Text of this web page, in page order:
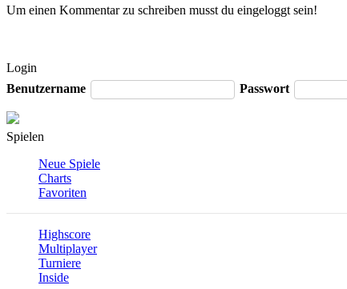
Um einen Kommentar zu schreiben musst du eingeloggt sein!
Login
Benutzername
Passwort
Spielen
Neue Spiele
Charts
Favoriten
Highscore
Multiplayer
Turniere
Inside